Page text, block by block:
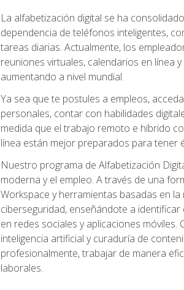
La alfabetización digital se ha
dependencia de teléfonos inteligentes,
tareas diarias. Actualmente, los
reuniones virtuales, calendarios en línea
aumentando a nivel mundial.
Ya sea que te postules a empleos,
personales, contar con habilidades
medida que el trabajo remoto e híbrido
línea están mejor preparados para tener
Nuestro programa de Alfabetización
moderna y el empleo. A través de una
Workspace y herramientas basadas en
ciberseguridad, enseñándote a
en redes sociales y aplicaciones
inteligencia artificial y curaduría de
profesionalmente, trabajar de manera
laborales.